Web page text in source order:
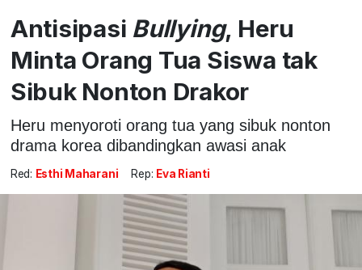
Antisipasi Bullying, Heru
Minta Orang Tua Siswa tak
Sibuk Nonton Drakor
Heru menyoroti orang tua yang sibuk nonton
drama korea dibandingkan awasi anak
Red: Esthi Maharani Rep: Eva Rianti